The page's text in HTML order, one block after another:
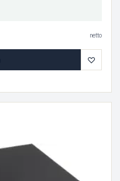
netto
♡